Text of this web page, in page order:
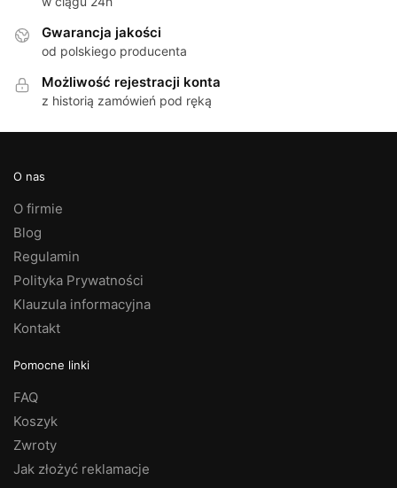
Gwarancja jakości
od polskiego producenta
Możliwość rejestracji konta
z historią zamówień pod ręką
O nas
O firmie
Blog
Regulamin
Polityka Prywatności
Klauzula informacyjna
Kontakt
Pomocne linki
FAQ
Koszyk
Zwroty
Jak złożyć reklamacje